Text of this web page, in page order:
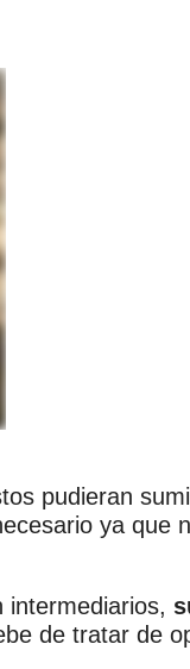
pudieran
ya que
intermediarios,
de tratar de